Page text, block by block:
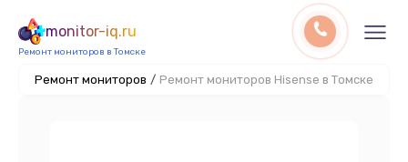
monitor-iq.ru
Ремонт мониторов в Томске
Ремонт мониторов / Ремонт мониторов Hisense в Томске